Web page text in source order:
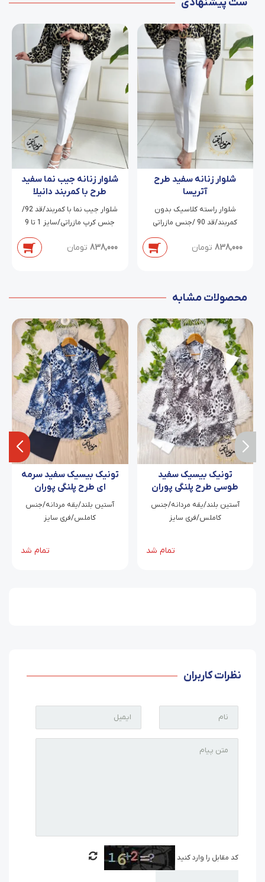
شلوار زنانه سفید طرح
آتریسا
شلوار راسته کلاسیک بدون
کمربند/قد 90 /جنس مازراتی
838,000 تومان
شلوار زنانه جیب نما سفید
طرح با کمربند دانیلا
شلوار جیب نما با کمربند/قد 92/
جنس کرپ مازراتی/سایز 1 تا 9
838,000 تومان
محصولات مشابه
تونیک بیسیک سفید
طوسی طرح پلنگی پوران
آستین بلند/یقه مردانه/جنس
کاملس/فری سایز
تمام شد
تونیک بیسیک سفید سرمه
ای طرح پلنگی پوران
آستین بلند/یقه مردانه/جنس
کاملس/فری سایز
تمام شد
نظرات کاربران
کد مقابل را وارد کنید